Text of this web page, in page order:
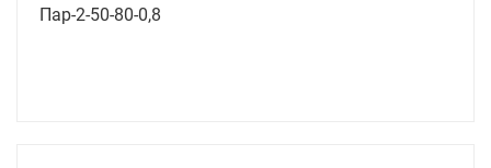
Пар-2-50-80-0,8